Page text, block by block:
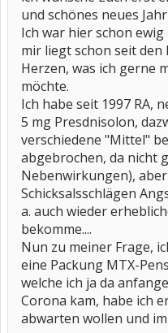
und schönes neues Jahr
Ich war hier schon
mir liegt schon seit den
Herzen, was ich gerne
möchte.
Ich habe seit 1997 RA,
5 mg Presdnisolon,
verschiedene "Mittel"
abgebrochen, da nicht
Nebenwirkungen),
Schicksalsschlägen
a. auch wieder
bekomme....
Nun zu meiner Frage,
eine Packung MTX-
welche ich ja da
Corona kam, habe ich
abwarten wollen und